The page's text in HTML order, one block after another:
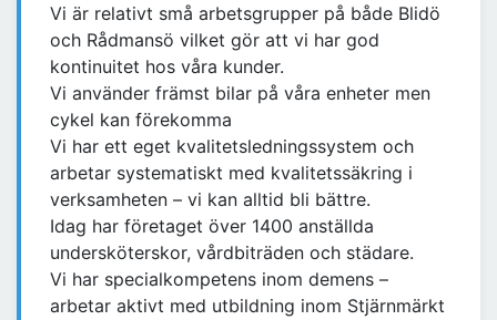
Vi är relativt små arbetsgrupper på både Blidö
och Rådmansö vilket gör att vi har god
kontinuitet hos våra kunder.
Vi använder främst bilar på våra enheter men
cykel kan förekomma
Vi har ett eget kvalitetsledningssystem och
arbetar systematiskt med kvalitetssäkring i
verksamheten – vi kan alltid bli bättre.
Idag har företaget över 1400 anställda
undersköterskor, vårdbiträden och städare.
Vi har specialkompetens inom demens –
arbetar aktivt med utbildning inom Stjärnmärkt